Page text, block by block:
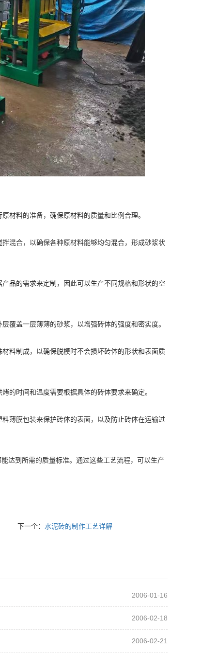
材料的准备，确保原材料的质量和比例合理。
混合，以确保各种原材料能够均匀混合，形成砂浆状
品的需求来定制，因此可以生产不同规格和形状的空
覆盖一层薄薄的砂浆，以增强砖体的强度和密实度。
料制成，以确保脱模时不会损坏砖体的形状和表面质
的时间和温度需要根据具体的砖体要求来确定。
薄膜包装来保护砖体的表面，以及防止砖体在运输过
达到所需的质量标准。通过这些工艺流程，可以生产
下一个： 水泥砖的制作工艺详解
2006-01-16
2006-02-18
2006-02-21